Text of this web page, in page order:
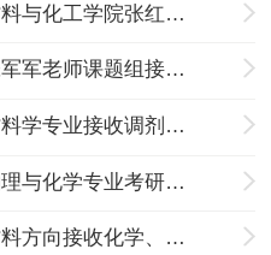
2021年考研西安工业大学材料与化工学院张红梨副教授接收调剂研究生的通知
2021年考研西安工业大学张军军老师课题组接收调剂研究生的通知
2021年考研西安工业大学材料学专业接收调剂研究生的通知
2020年西安工业大学材料物理与化学专业考研调剂信息
2020年西安工业大学兵器材料方向接收化学、材料专业调剂生